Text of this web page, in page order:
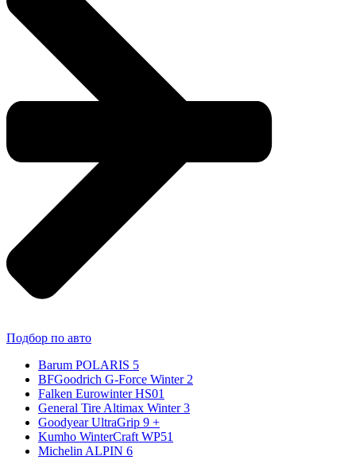
Подбор по авто
Barum POLARIS 5
BFGoodrich G-Force Winter 2
Falken Eurowinter HS01
General Tire Altimax Winter 3
Goodyear UltraGrip 9 +
Kumho WinterCraft WP51
Michelin ALPIN 6